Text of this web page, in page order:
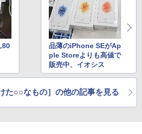
品薄のiPhone SEがAp
ple Storeよりも高値で
販売中、イオシス
た○○なもの］の他の記事を見る